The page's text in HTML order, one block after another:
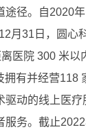
径。自2020
月31日，圆心
医院 300 米
有并经营118
驱动的线上医
服务。截止